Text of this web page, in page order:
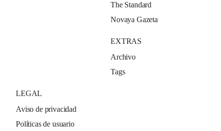
The Standard
Novaya Gazeta
EXTRAS
Archivo
Tags
LEGAL
Aviso de privacidad
Políticas de usuario